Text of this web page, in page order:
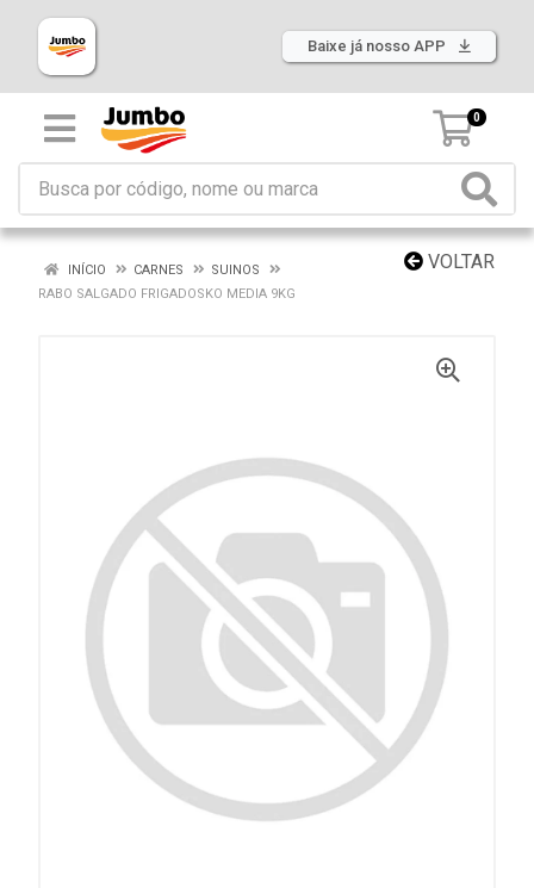
Baixe já nosso APP
0
VOLTAR
INÍCIO CARNES
SUINOS
RABO SALGADO FRIGADOSKO MEDIA 9KG